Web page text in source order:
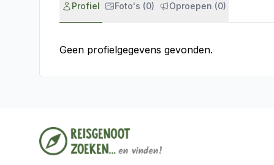
Profiel Foto's (0) Oproepen (0)
Geen profielgegevens gevonden.